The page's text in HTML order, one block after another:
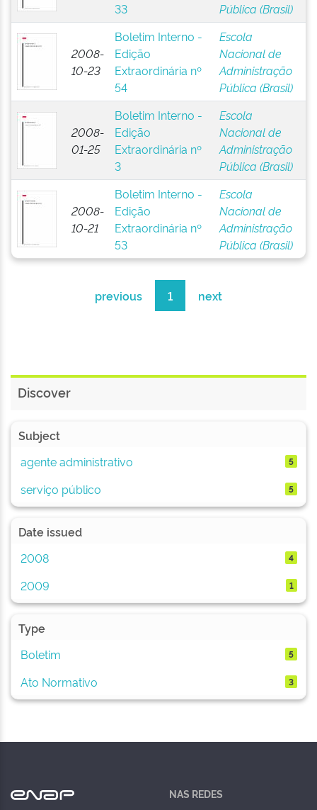
33
Pública (Brasil)
2008-
10-23
Boletim Interno -
Edição
Extraordinária nº
54
Escola
Nacional de
Administração
Pública (Brasil)
2008-
01-25
Boletim Interno -
Edição
Extraordinária nº
3
Escola
Nacional de
Administração
Pública (Brasil)
2008-
10-21
Boletim Interno -
Edição
Extraordinária nº
53
Escola
Nacional de
Administração
Pública (Brasil)
previous 1 next
Discover
Subject
agente administrativo
5
serviço público 5
Date issued
2008
4
2009 1
Type
Boletim
5
Ato Normativo 3
NAS REDES